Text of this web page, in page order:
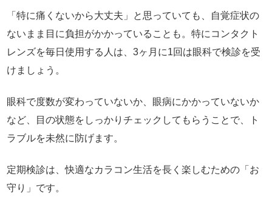
「特に痛くないから大丈夫」と思っていても、自覚症状の
ないまま目に負担がかかっていることも。特にコンタクト
レンズを毎日使用する人は、3ヶ月に1回は眼科で検診を受
けましょう。
眼科で度数が変わっていないか、眼病にかかっていないか
など、目の状態をしっかりチェックしてもらうことで、ト
ラブルを未然に防げます。
定期検診は、快適なカラコン生活を長く楽しむための「お
守り」です。